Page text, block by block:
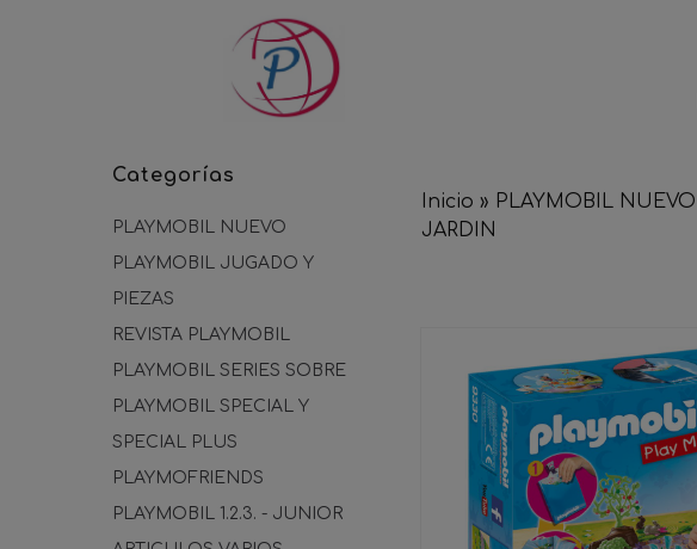
Categorías
PLAYMOBIL NUEVO
PLAYMOBIL JUGADO Y
PIEZAS
REVISTA PLAYMOBIL
PLAYMOBIL SERIES SOBRE
PLAYMOBIL SPECIAL Y
SPECIAL PLUS
PLAYMOFRIENDS
PLAYMOBIL 1.2.3. - JUNIOR
Inicio » PLAYMOBIL NUEVO
JARDIN